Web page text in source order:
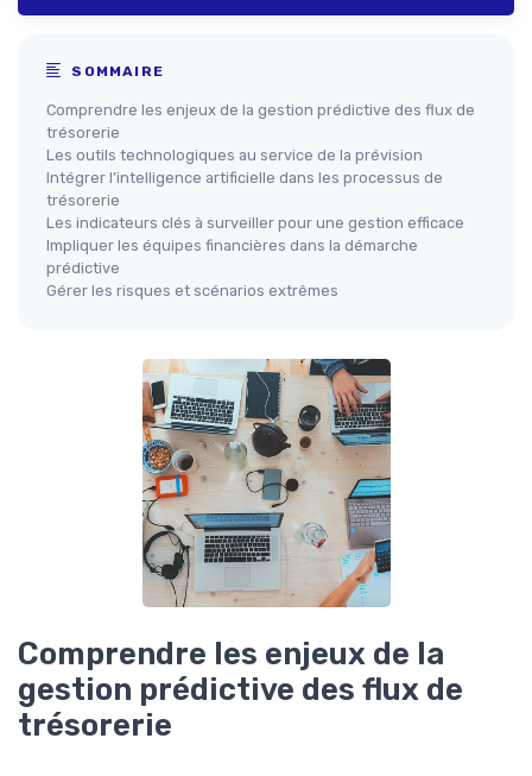
SOMMAIRE
Comprendre les enjeux de la gestion prédictive des flux de
trésorerie
Les outils technologiques au service de la prévision
Intégrer l’intelligence artificielle dans les processus de
trésorerie
Les indicateurs clés à surveiller pour une gestion efficace
Impliquer les équipes financières dans la démarche
prédictive
Gérer les risques et scénarios extrêmes
Comprendre les enjeux de la
gestion prédictive des flux de
trésorerie